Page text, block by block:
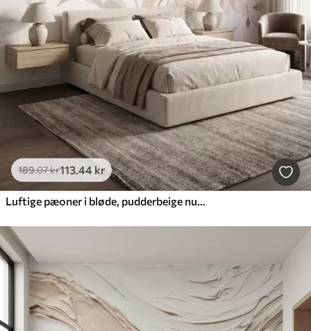
189.07kr113.44 kr
Luftige pæoner i bløde, pudderbeige nuancer